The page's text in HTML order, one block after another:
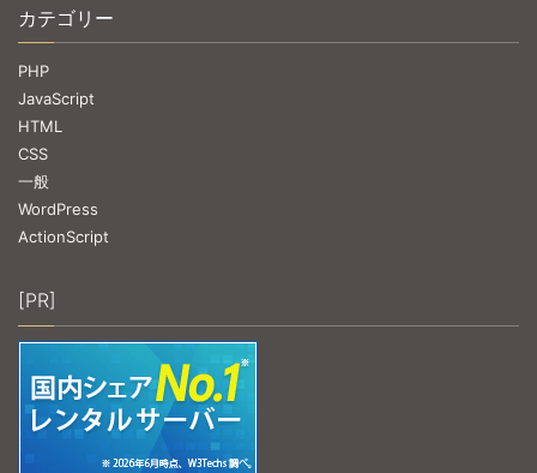
カテゴリー
PHP
JavaScript
HTML
CSS
一般
WordPress
ActionScript
[PR]